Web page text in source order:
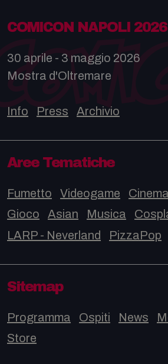
COMICON NAPOLI 2026
30 aprile - 3 maggio 2026
Mostra d'Oltremare
Info Press Archivio
Aree Tematiche
Fumetto Videogame
Gioco
Asian Musica
LARP - Neverland
PizzaPop
Sitemap
Programma Ospiti News
Store